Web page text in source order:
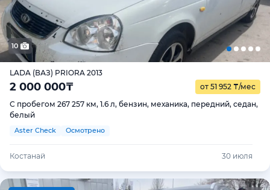
10
LADA (ВАЗ) PRIORA 2013
2 000 000₸ от 51 952 ₸/мес
С пробегом 267 257 км, 1.6 л, бензин, механика, передний, седан,
белый
Aster Check Осмотрено
Костанай 30 июля